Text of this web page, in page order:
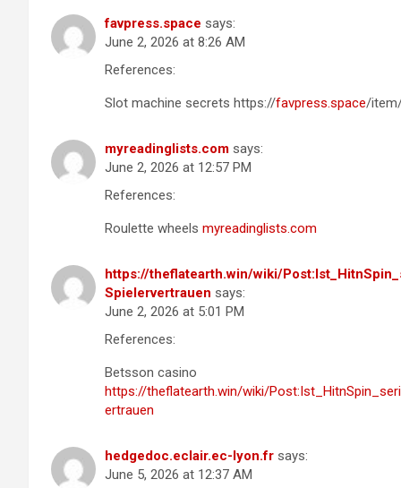
favpress.space says:
June 2, 2026 at 8:26 AM
References:
Slot machine secrets https://favpress.space/
myreadinglists.com says:
June 2, 2026 at 12:57 PM
References:
Roulette wheels myreadinglists.com
https://theflatearth.win/wiki/
Spielervertrauen says:
June 2, 2026 at 5:01 PM
References:
Betsson casino
https://theflatearth.win/wiki/
ertrauen
hedgedoc.eclair.ec-lyon.fr says:
June 5, 2026 at 12:37 AM